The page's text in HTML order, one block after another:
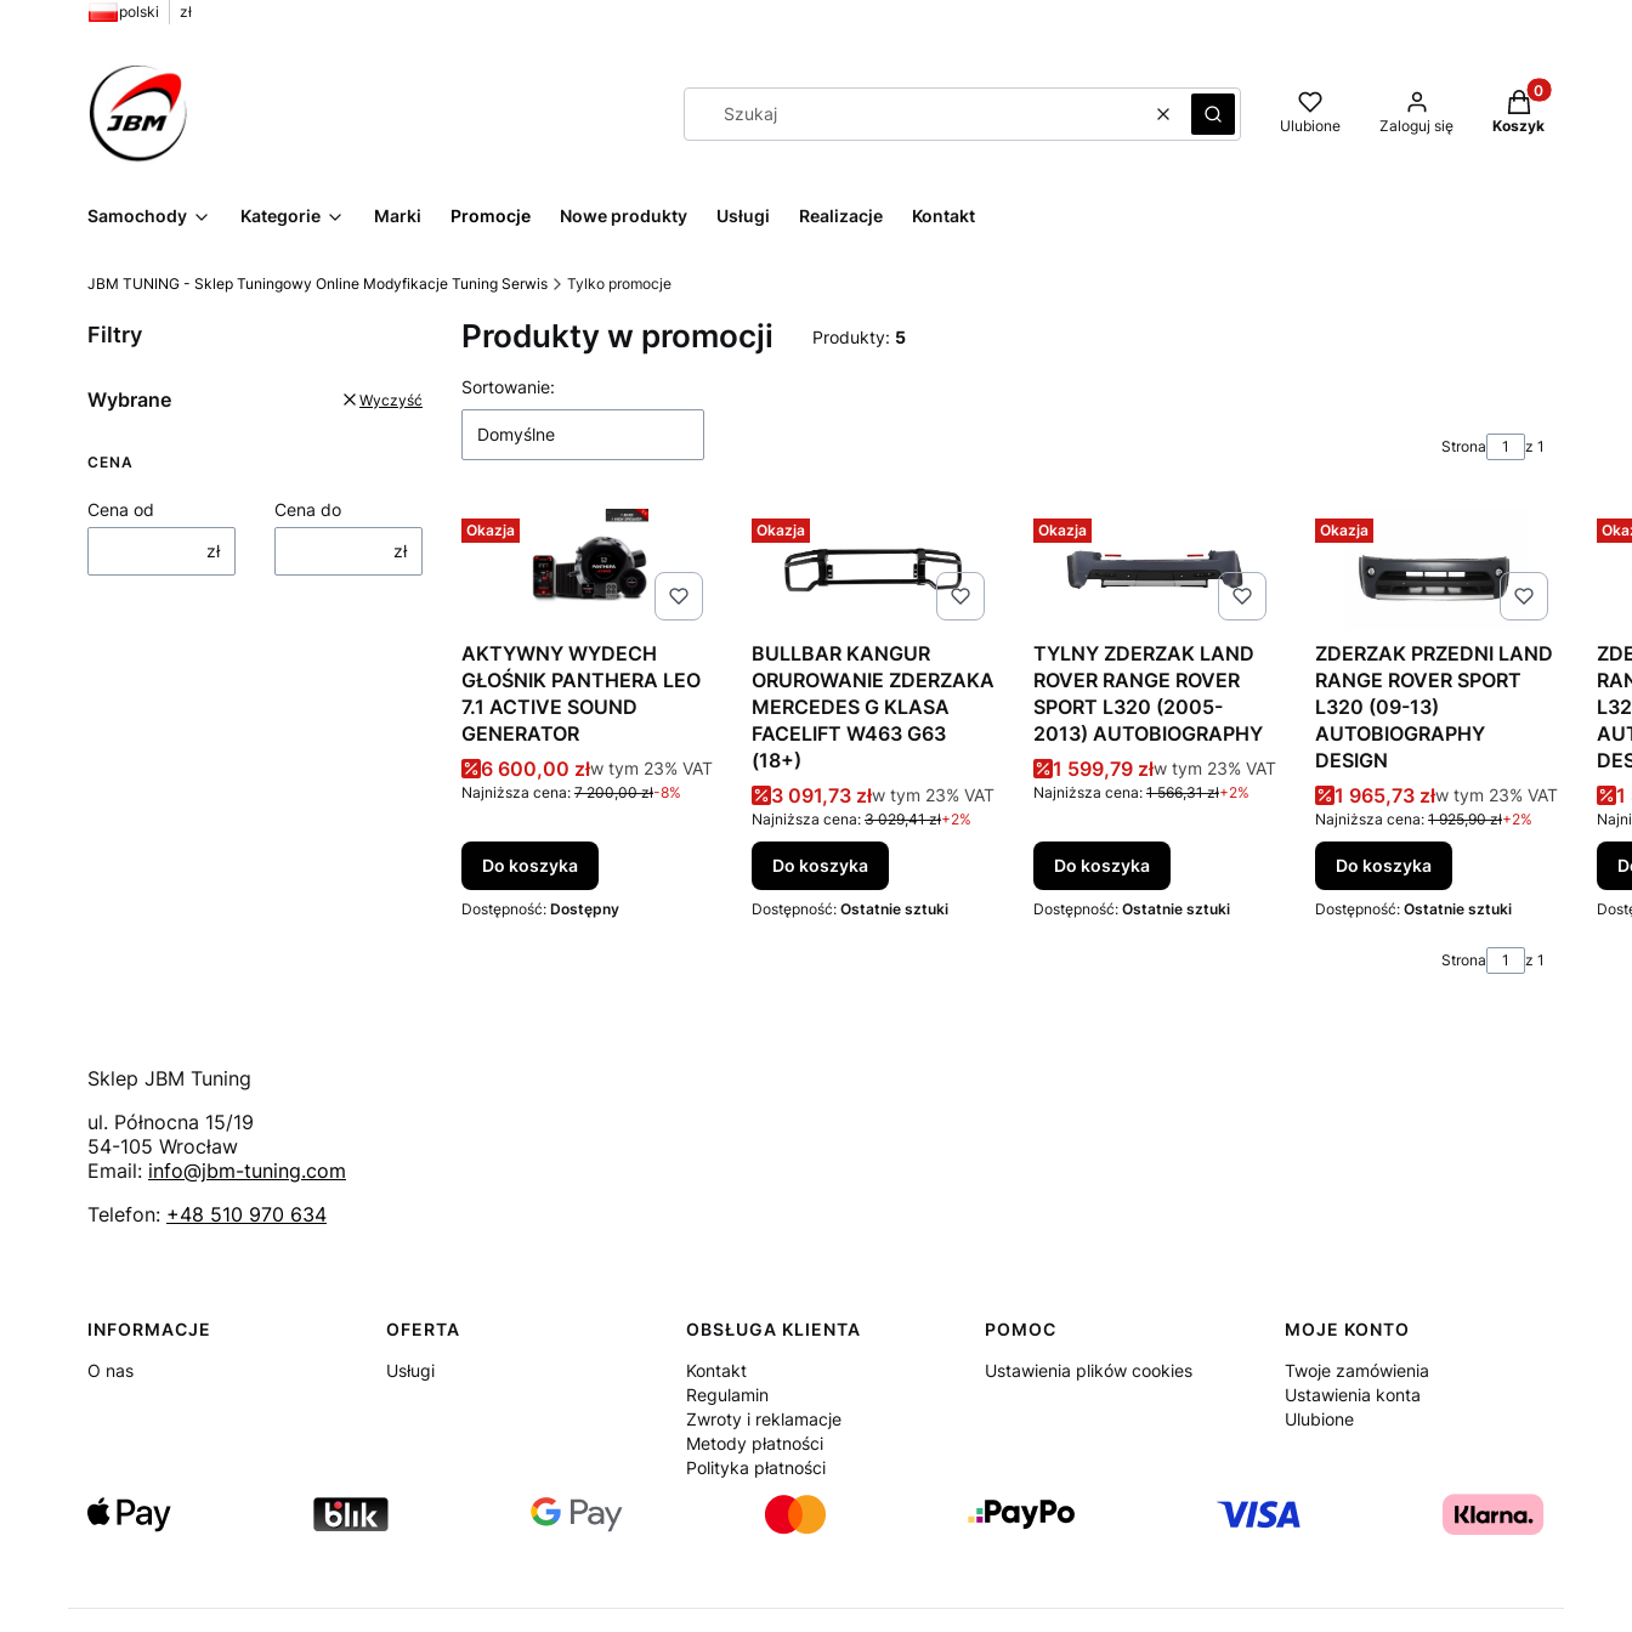
polski zł
WyczyśćSzukaj Ulubione Zaloguj się
Produkty w
Koszyk
Samochody Kategorie Marki Promocje Nowe produkty Usługi Realizacje Kontakt
JBM TUNING - Sklep Tuningowy Online Modyfikacje Tuning Serwis Tylko promocje
Filtry
Wybrane Wyczyść
CENA
Cena od
zł
Cena do
zł
Produkty w promocji Produkty: 5
Lista produktów
Sortowanie:
Domyślne
Strona z 1
Okazja
AKTYWNY WYDECH
GŁOŚNIK PANTHERA LEO
7.1 ACTIVE SOUND
GENERATOR
Cena promocyjna brutto
6 600,00 złw tym %s VAT
w tym 23% VAT
Najniższa cena: 7 200,00 zł-8%
Do koszyka
Dostępność: Dostępny
Okazja
BULLBAR KANGUR
ORUROWANIE ZDERZAKA
MERCEDES G KLASA
FACELIFT W463 G63
(18+)
Cena promocyjna brutto
3 091,73 złw tym %s VAT
w tym 23% VAT
Najniższa cena: 3 029,41 zł+2%
Do koszyka
Dostępność: Ostatnie sztuki
Okazja
TYLNY ZDERZAK LAND
ROVER RANGE ROVER
SPORT L320 (2005-
2013) AUTOBIOGRAPHY
Cena promocyjna brutto
1 599,79 złw tym %s VAT
w tym 23% VAT
Najniższa cena: 1 566,31 zł+2%
Do koszyka
Dostępność: Ostatnie sztuki
Okazja
ZDERZAK PRZEDNI LAND
RANGE ROVER SPORT
L320 (09-13)
AUTOBIOGRAPHY
DESIGN
Cena promocyjna brutto
1 965,73 złw tym %s VAT
w tym 23% VAT
Najniższa cena: 1 925,90 zł+2%
Do koszyka
Dostępność: Ostatnie sztuki
1
Strona z 1
Sklep JBM Tuning
ul. Północna 15/19
54-105 Wrocław
Email: info@jbm-tuning.com
Telefon: +48 510 970 634
Linki w stopce
INFORMACJE
O nas
OFERTA
Usługi
OBSŁUGA KLIENTA
Kontakt
Regulamin
Zwroty i reklamacje
Metody płatności
Polityka płatności
POMOC
Ustawienia plików cookies
MOJE KONTO
Twoje zamówienia
Ustawienia konta
Ulubione